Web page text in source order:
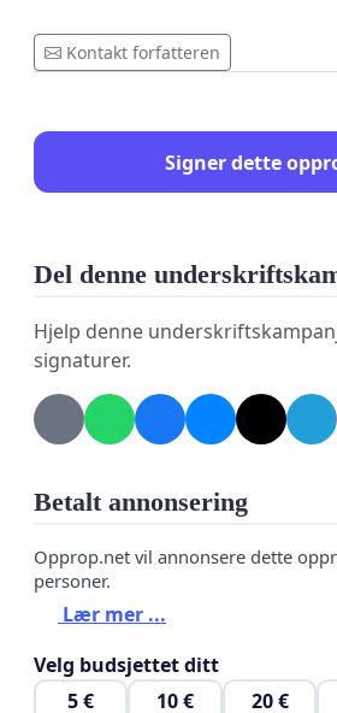
Kontakt forfatteren
Signer dette
Del denne
Hjelp denne
signaturer.
Betalt annonsering
Opprop.net vil annonsere dette
personer.
Lær mer ...
Velg budsjettet ditt
5 €
10 € 20 €